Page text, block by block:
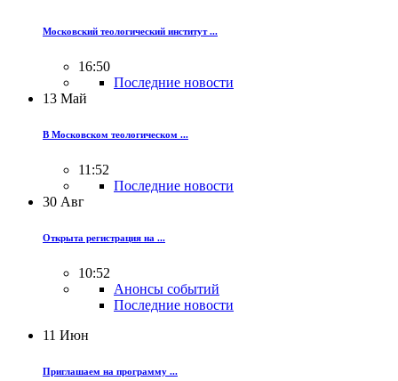
Московский теологический институт ...
16:50
Последние новости
13 Май
В Московском теологическом ...
11:52
Последние новости
30 Авг
Открыта регистрация на ...
10:52
Анонсы событий
Последние новости
11 Июн
Приглашаем на программу ...